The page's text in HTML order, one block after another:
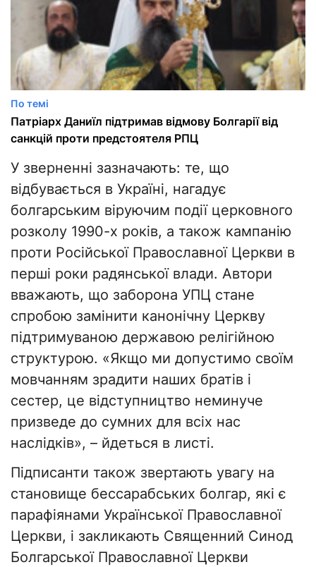
По темі
Патріарх Даниїл підтримав відмову Болгарії від
санкцій проти предстоятеля РПЦ
У зверненні зазначають: те, що
відбувається в Україні, нагадує
болгарським віруючим події церковного
розколу 1990-х років, а також кампанію
проти Російської Православної Церкви в
перші роки радянської влади. Автори
вважають, що заборона УПЦ стане
спробою замінити канонічну Церкву
підтримуваною державою релігійною
структурою. «Якщо ми допустимо своїм
мовчанням зрадити наших братів і
сестер, це відступництво неминуче
призведе до сумних для всіх нас
наслідків», – йдеться в листі.
Підписанти також звертають увагу на
становище бессарабських болгар, які є
парафіянами Української Православної
Церкви, і закликають Священний Синод
Болгарської Православної Церкви